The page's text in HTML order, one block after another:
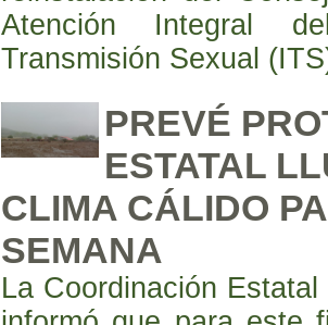
Atención Integral
Transmisión Sexual
PREVÉ
ESTATAL
CLIMA CÁLIDO
SEMANA
La Coordinación